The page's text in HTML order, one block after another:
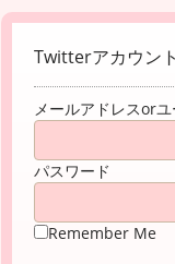
Twitterアカウン
メールアドレスor
パスワード
Remember Me